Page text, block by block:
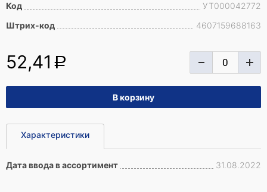
Код
УТ000042772
Штрих-код
4607159688163
52,41 a
Характеристики
Дата ввода в ассортимент 31.08.2022